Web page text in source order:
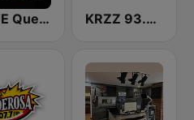
KBUE Que Buena 105.5 / 94.3 FM (US Only) KRZZ 93.3 La Raza FM